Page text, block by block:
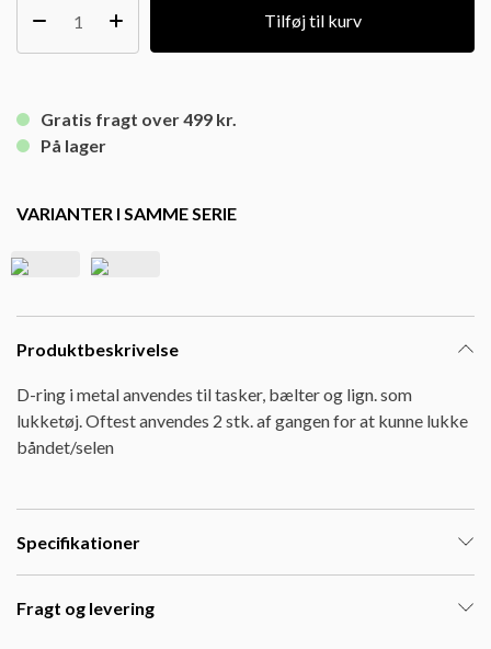
Tilføj til kurv
Gratis fragt over 499 kr.
På lager
VARIANTER I SAMME SERIE
Produktbeskrivelse
D-ring i metal anvendes til tasker, bælter og lign. som
lukketøj. Oftest anvendes 2 stk. af gangen for at kunne lukke
båndet/selen
Specifikationer
Fragt og levering